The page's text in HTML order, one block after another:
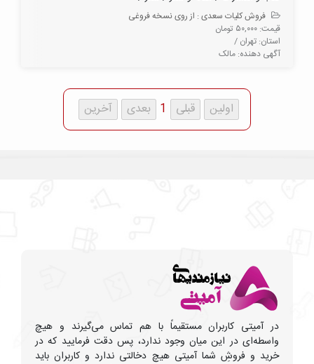
فروش کلیات سعدی : از روی نسخه فروغی
قیمت: ۵۰,۰۰۰ تومان
استان: تهران /
آگهی دهنده: مالک
1
در آمیتی کاربران مستقیماً با هم تماس می‌گیرند و هیچ
واسطه‌ای در این میان وجود ندارد، پس دقت فرمایید که در
خرید و فروشِ شما آمیتی هیچ دخالتی ندارد و کاربران باید